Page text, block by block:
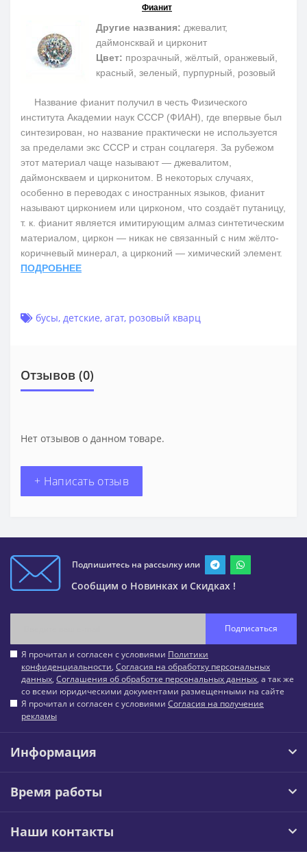
Фианит
Другие названия: джевалит,
даймонсквай и цирконит
Цвет: прозрачный, жёлтый, оранжевый,
красный, зеленый, пурпурный, розовый
Название фианит получил в честь Физического
института Академии наук СССР (ФИАН), где впервые был
синтезирован, но название практически не используется
за пределами экс СССР и стран соцлагеря. За рубежом
этот материал чаще называют — джевалитом,
даймонскваем и цирконитом. В некоторых случаях,
особенно в переводах с иностранных языков, фианит
называют цирконием или цирконом, что создаёт путаницу,
т. к. фианит является имитирующим алмаз синтетическим
материалом, циркон — никак не связанный с ним жёлто-
коричневый минерал, а цирконий — химический элемент.
ПОДРОБНЕЕ
бусы, детские, агат, розовый кварц
Отзывов (0)
Нет отзывов о данном товаре.
+ Написать отзыв
Подпишитесь на рассылку или
Сообщим о Новинках и Скидках !
Подписаться
Я прочитал и согласен с условиями Политики
конфиденциальности, Согласия на обработку персональных
данных, Соглашения об обработке персональных данных, а так же
со всеми юридическими документами размещенными на сайте
Я прочитал и согласен с условиями Согласия на получение
рекламы
Информация
Время работы
Наши контакты